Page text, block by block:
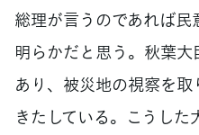
総理が言うのであれば
明らかだと思う。秋葉
あり、被災地の視察を
きたしている。こうし